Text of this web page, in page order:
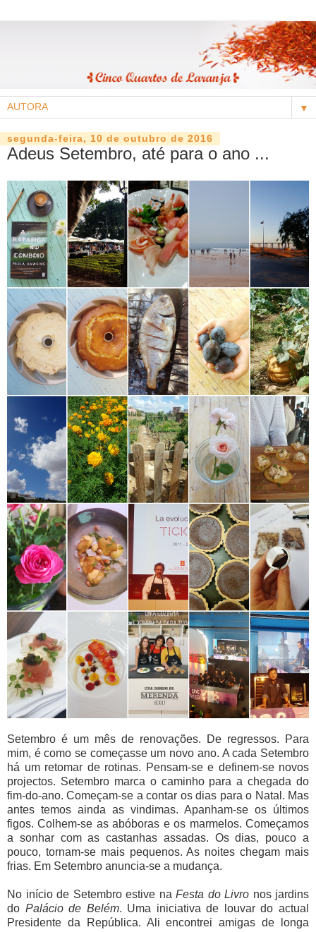
▼
segunda-feira, 10 de outubro de 2016
Adeus Setembro, até para o ano ...
Setembro é um mês de renovações. De regressos. Para
mim, é como se começasse um novo ano. A cada Setembro
há um retomar de rotinas. Pensam-se e definem-se novos
projectos. Setembro marca o caminho para a chegada do
fim-do-ano. Começam-se a contar os dias para o Natal. Mas
antes temos ainda as vindimas. Apanham-se os últimos
figos. Colhem-se as abóboras e os marmelos. Começamos
a sonhar com as castanhas assadas. Os dias, pouco a
pouco, tornam-se mais pequenos. As noites chegam mais
frias. Em Setembro anuncia-se a mudança.
No início de Setembro estive na Festa do Livro nos jardins
do Palácio de Belém. Uma iniciativa de louvar do actual
Presidente da República. Ali encontrei amigas de longa